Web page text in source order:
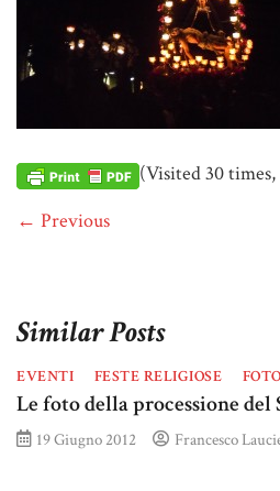
(Visited 30
← Previous
Similar Posts
EVENTI FESTE RELIGIOSE
Le foto della processione del
19 Giugno 2012 Francesco